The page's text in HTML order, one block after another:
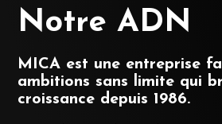
Notre ADN
MICA est une entreprise
ambitions sans limite qui
croissance depuis 1986.